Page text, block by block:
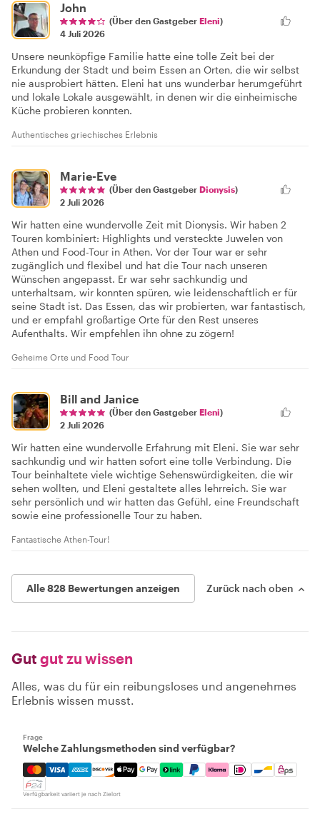
John
(Über den Gastgeber Eleni)
4 Juli 2026
Unsere neunköpfige Familie hatte eine tolle Zeit bei der
Erkundung der Stadt und beim Essen an Orten, die wir selbst
nie ausprobiert hätten. Eleni hat uns wunderbar herumgeführt
und lokale Lokale ausgewählt, in denen wir die einheimische
Küche probieren konnten.
Authentisches griechisches Erlebnis
Marie-Eve
(Über den Gastgeber Dionysis)
2 Juli 2026
Wir hatten eine wundervolle Zeit mit Dionysis. Wir haben 2
Touren kombiniert: Highlights und versteckte Juwelen von
Athen und Food-Tour in Athen. Vor der Tour war er sehr
zugänglich und flexibel und hat die Tour nach unseren
Wünschen angepasst. Er war sehr sachkundig und
unterhaltsam, wir konnten spüren, wie leidenschaftlich er für
seine Stadt ist. Das Essen, das wir probierten, war fantastisch,
und er empfahl großartige Orte für den Rest unseres
Aufenthalts. Wir empfehlen ihn ohne zu zögern!
Geheime Orte und Food Tour
Bill and Janice
(Über den Gastgeber Eleni)
2 Juli 2026
Wir hatten eine wundervolle Erfahrung mit Eleni. Sie war sehr
sachkundig und wir hatten sofort eine tolle Verbindung. Die
Tour beinhaltete viele wichtige Sehenswürdigkeiten, die wir
sehen wollten, und Eleni gestaltete alles lehrreich. Sie war
sehr persönlich und wir hatten das Gefühl, eine Freundschaft
sowie eine professionelle Tour zu haben.
Fantastische Athen-Tour!
Alle 828 Bewertungen anzeigen Zurück nach oben
Gut gut zu wissen
Alles, was du für ein reibungsloses und angenehmes
Erlebnis wissen musst.
Frage
Welche Zahlungsmethoden sind verfügbar?
Mastercard, Visa, Amex, Discover, Apple Pay, Google
Verfügbarkeit variiert je nach Zielort